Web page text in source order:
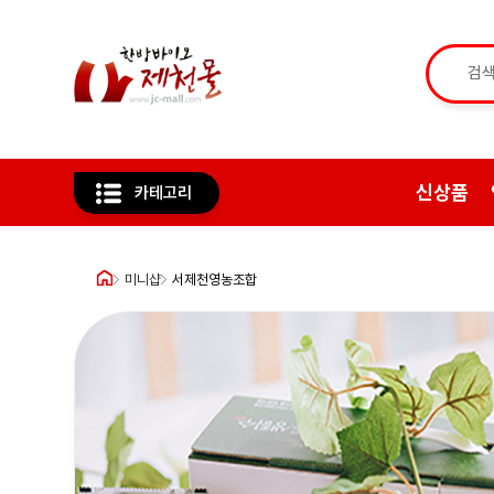
카테고리 신상품
미니샵 서제천영농조합